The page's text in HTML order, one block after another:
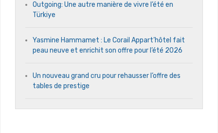
Outgoing: Une autre manière de vivre l’été en
Türkiye
Yasmine Hammamet : Le Corail Appart’hôtel fait
peau neuve et enrichit son offre pour l’été 2026
Un nouveau grand cru pour rehausser l’offre des
tables de prestige